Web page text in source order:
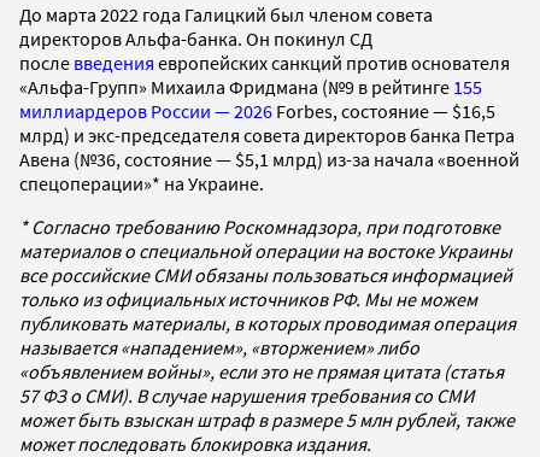
До марта 2022 года Галицкий был членом совета
директоров Альфа-банка. Он покинул СД
после введения европейских санкций против основателя
«Альфа-Групп» Михаила Фридмана (№9 в рейтинге 155
миллиардеров России — 2026 Forbes, состояние — $16,5
млрд) и экс-председателя совета директоров банка Петра
Авена (№36, состояние — $5,1 млрд) из-за начала «военной
спецоперации»* на Украине.
* Согласно требованию Роскомнадзора, при подготовке
материалов о специальной операции на востоке Украины
все российские СМИ обязаны пользоваться информацией
только из официальных источников РФ. Мы не можем
публиковать материалы, в которых проводимая операция
называется «нападением», «вторжением» либо
«объявлением войны», если это не прямая цитата (статья
57 ФЗ о СМИ). В случае нарушения требования со СМИ
может быть взыскан штраф в размере 5 млн рублей, также
может последовать блокировка издания.